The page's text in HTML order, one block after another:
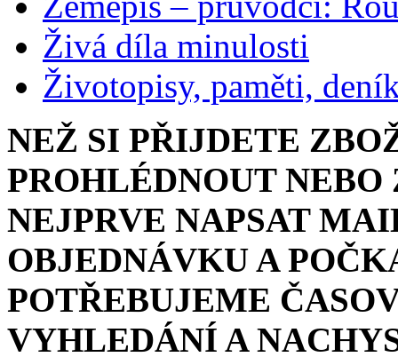
Živá díla minulosti
Životopisy, paměti,
NEŽ SI PŘIJDETE
PROHLÉDNOUT
NEJPRVE NAPSAT
OBJEDNÁVKU A
POTŘEBUJEME
VYHLEDÁNÍ A